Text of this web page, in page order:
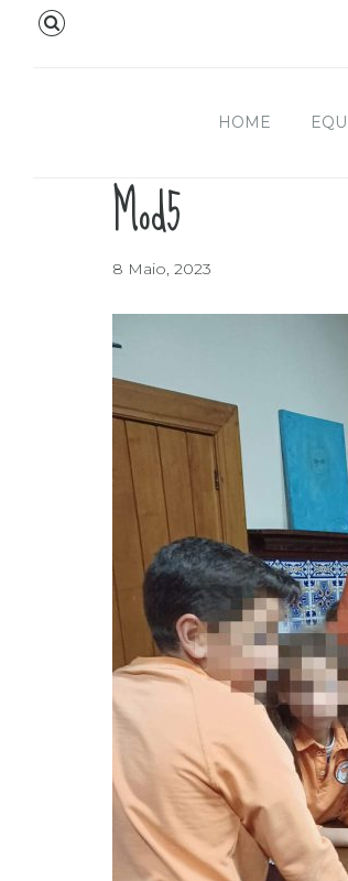
HOME
Mod5
8 Maio, 2023